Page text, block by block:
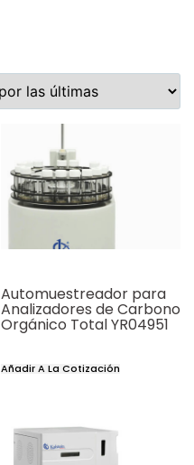
Automuestreador para
Analizadores de Carbono
Orgánico Total YR04951
Añadir A La Cotización